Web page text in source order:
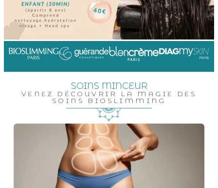
SOINS MINCEUR
VENEZ DÉCOUVRIR LA MAGIE DES
SOINS BIOSLIMMING